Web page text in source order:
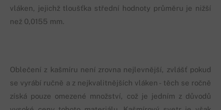
vláken, jejichž tloušťka střední hodnoty průměru je nižší
než 0,0155 mm.
Oblečení z kašmíru není zrovna nejlevnější, zvlášť pokud
se vyrábí ručně a z nejkvalitnějších vláken - těch se ročně
získá pouze omezené množství, což je jedním z důvodů